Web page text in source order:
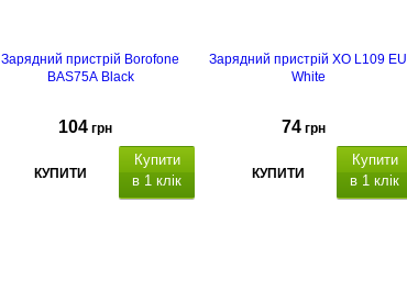
Зарядний пристрій Borofone
BAS75A Black
104 грн
КУПИТИ
Купити
в 1 клік
Зарядний пристрій XO L109 EU
White
74 грн
КУПИТИ
Купити
в 1 клік